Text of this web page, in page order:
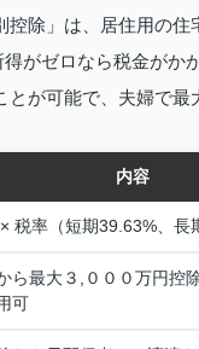
控除」は、居住用の
がゼロなら税金が
が可能で、夫婦で
内容
税率（短期39.63%、長
ら最大３,０００万円控
可